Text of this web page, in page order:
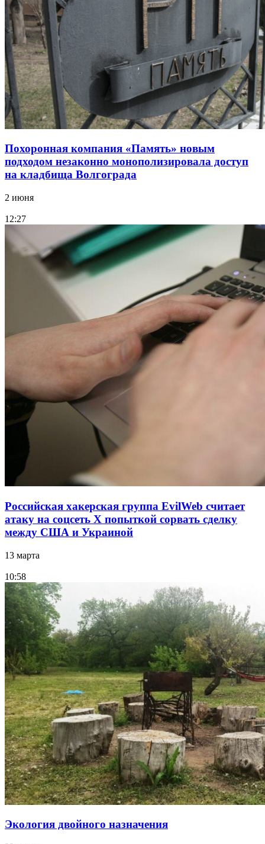
Похоронная компания «Память» новым
подходом незаконно монополизировала доступ
на кладбища Волгограда
2 июня
12:27
Российская хакерская группа EvilWeb считает
атаку на соцсеть Х попыткой сорвать сделку
между США и Украиной
13 марта
10:58
Экология двойного назначения